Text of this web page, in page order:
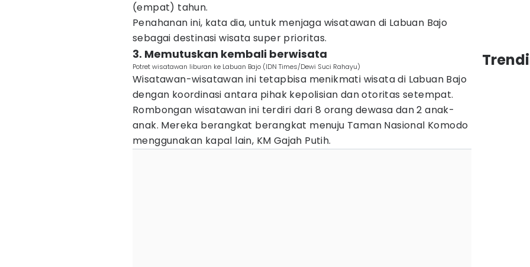
(empat) tahun.
Penahanan ini, kata dia, untuk menjaga wisatawan di Labuan Bajo
sebagai destinasi wisata super prioritas.
3. Memutuskan kembali berwisata
Potret wisatawan liburan ke Labuan Bajo (IDN Times/Dewi Suci Rahayu)
Wisatawan-wisatawan ini tetapbisa menikmati wisata di Labuan Bajo
dengan koordinasi antara pihak kepolisian dan otoritas setempat.
Rombongan wisatawan ini terdiri dari 8 orang dewasa dan 2 anak-
anak. Mereka berangkat berangkat menuju Taman Nasional Komodo
menggunakan kapal lain, KM Gajah Putih.